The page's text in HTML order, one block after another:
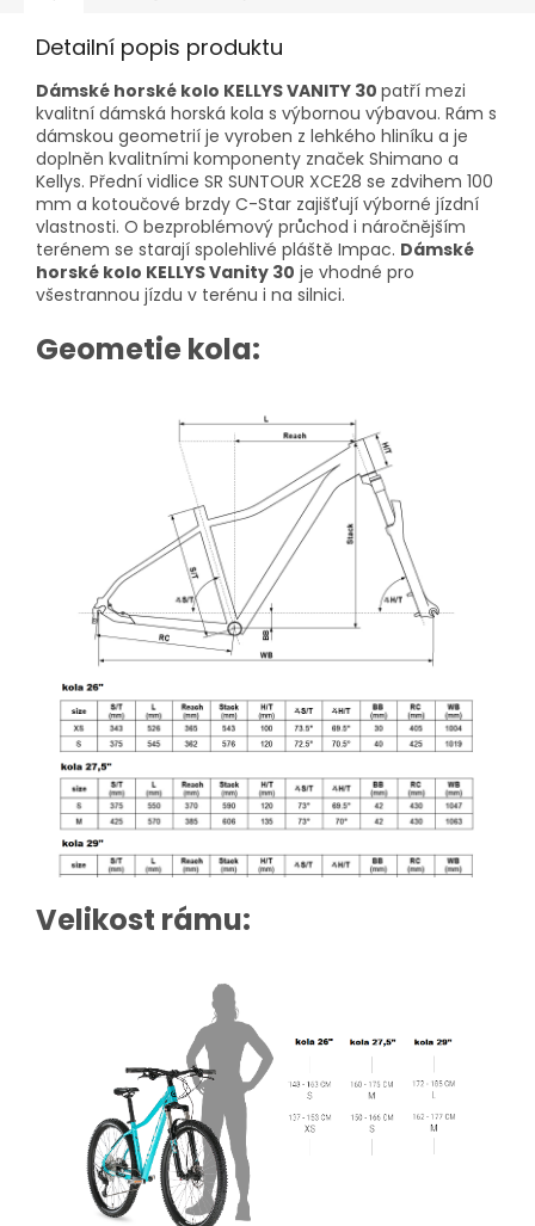
Detailní popis produktu
Dámské horské kolo KELLYS VANITY 30 patří mezi
kvalitní dámská horská kola s výbornou výbavou. Rám s
dámskou geometrií je vyroben z lehkého hliníku a je
doplněn kvalitními komponenty značek Shimano a
Kellys. Přední vidlice SR SUNTOUR XCE28 se zdvihem 100
mm a kotoučové brzdy C-Star zajišťují výborné jízdní
vlastnosti. O bezproblémový průchod i náročnějším
terénem se starají spolehlivé pláště Impac. Dámské
horské kolo KELLYS Vanity 30 je vhodné pro
všestrannou jízdu v terénu i na silnici.
Geometie kola:
Velikost rámu: